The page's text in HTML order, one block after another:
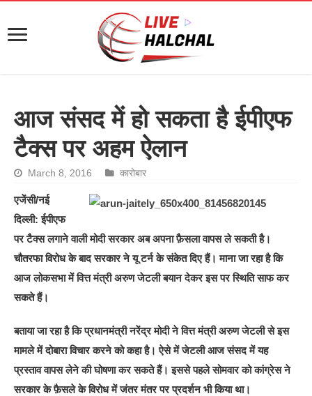
आज संसद में हो सकता है ईपीएफ
टैक्स पर अहम ऐलान
March 8, 2016 कारोबार
एजेंसी/नई
दिल्ली: ईपीएफ
पर टैक्स लगाने वाली मोदी सरकार अब अपना फ़ैसला वापस ले सकती है।
चौतरफा विरोध के बाद सरकार ने यू टर्न के संकेत दिए हैं। माना जा रहा है कि
आज लोकसभा में वित्त मंत्री अरुण जेटली बयान देकर इस पर स्थिति साफ कर
सकते हैं।
बताया जा रहा है कि प्रधानमंत्री नरेंद्र मोदी ने वित्त मंत्री अरुण जेटली से इस
मामले में दोबारा विचार करने को कहा है। ऐसे में जेटली आज संसद में यह
प्रस्ताव वापस लेने की घोषणा कर सकते हैं। इससे पहले सोमवार को कांग्रेस ने
सरकार के फ़ैसले के विरोध में जंतर मंतर पर प्रदर्शन भी किया था।